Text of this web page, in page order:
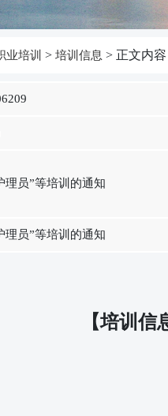
业培训 > 培训信息 > 正文内容
理员”等培训的通知
理员”等培训的通知
【培训